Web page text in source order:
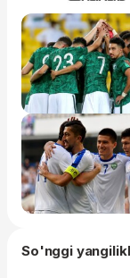
So'nggi